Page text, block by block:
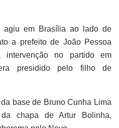
agiu em Brasília ao lado de
a prefeito de João Pessoa
no partido em
presidido pelo filho de
base de Bruno Cunha Lima
chapa de Artur Bolinha,